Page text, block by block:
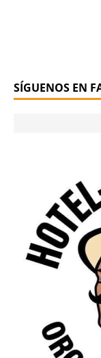
SÍGUENOS EN